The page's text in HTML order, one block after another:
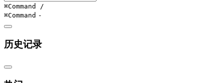
⌘Command /
⌘Command -
历史记录